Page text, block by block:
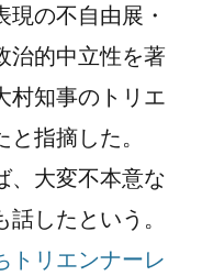
の不自由展・
治的中立性を著
村知事のトリエ
指摘した。
、大変不本意な
したという。
トリエンナーレ